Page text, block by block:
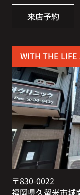
来店予約
WITH THE
〒830-0022
福岡県久留米市城